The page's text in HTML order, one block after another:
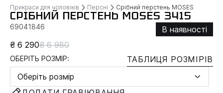
Прикраси для чоловіків Персні Срібний перстень MOSES
СРІБНИЙ ПЕРСТЕНЬ MOSES 3415
69041846
В наявності
₴ 6 290₴ 6 980
ОБЕРІТЬ РОЗМІР:
ТАБЛИЦЯ РОЗМІРІВ
Оберіть розмір